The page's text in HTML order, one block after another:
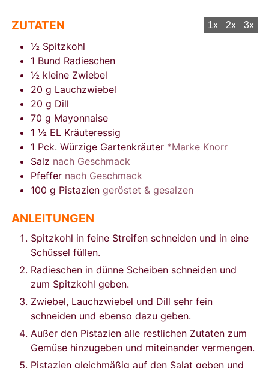
ZUTATEN 1x 2x 3x
½ Spitzkohl
1 Bund Radieschen
½ kleine Zwiebel
20 g Lauchzwiebel
20 g Dill
70 g Mayonnaise
1 ½ EL Kräuteressig
1 Pck. Würzige Gartenkräuter *Marke Knorr
Salz nach Geschmack
Pfeffer nach Geschmack
100 g Pistazien geröstet & gesalzen
ANLEITUNGEN
Spitzkohl in feine Streifen schneiden und in eine
Schüssel füllen.
Radieschen in dünne Scheiben schneiden und
zum Spitzkohl geben.
Zwiebel, Lauchzwiebel und Dill sehr fein
schneiden und ebenso dazu geben.
Außer den Pistazien alle restlichen Zutaten zum
Gemüse hinzugeben und miteinander vermengen.
Pistazien gleichmäßig auf den Salat geben und